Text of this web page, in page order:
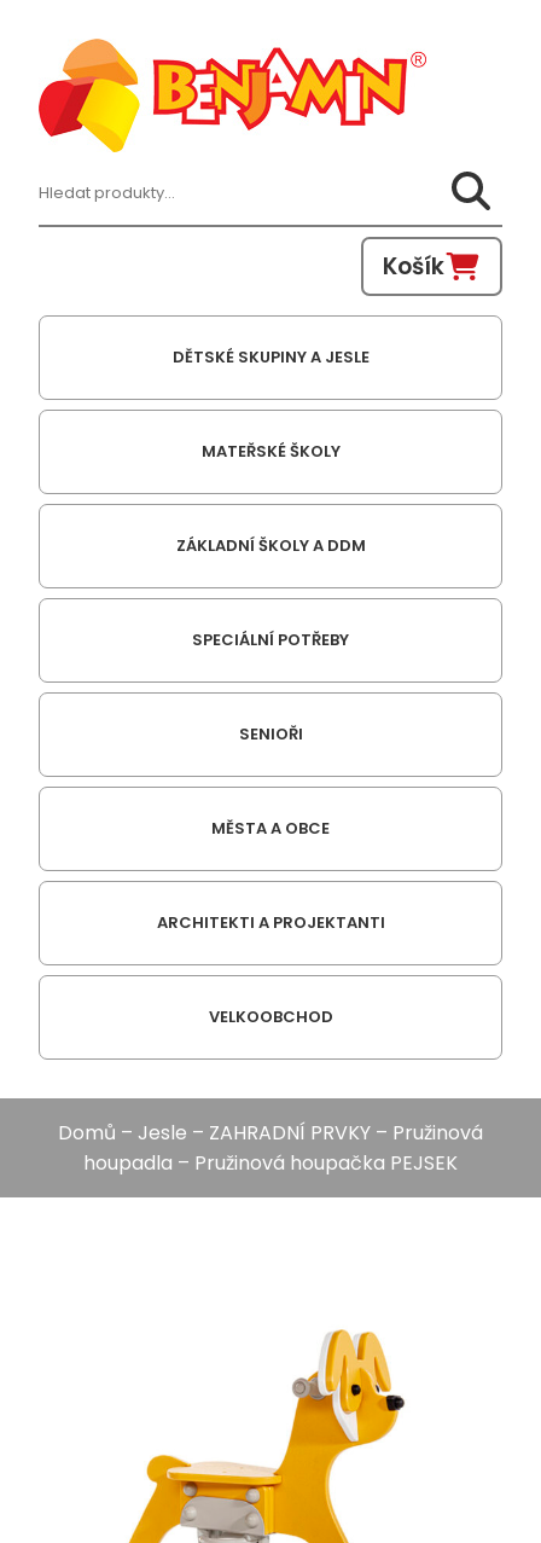
Hledat:
Košík
DĚTSKÉ SKUPINY A JESLE
MATEŘSKÉ ŠKOLY
ZÁKLADNÍ ŠKOLY A DDM
SPECIÁLNÍ POTŘEBY
SENIOŘI
MĚSTA A OBCE
ARCHITEKTI A PROJEKTANTI
VELKOOBCHOD
Domů – Jesle – ZAHRADNÍ PRVKY – Pružinová
houpadla – Pružinová houpačka PEJSEK